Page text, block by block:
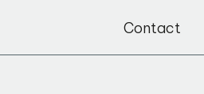
Contact